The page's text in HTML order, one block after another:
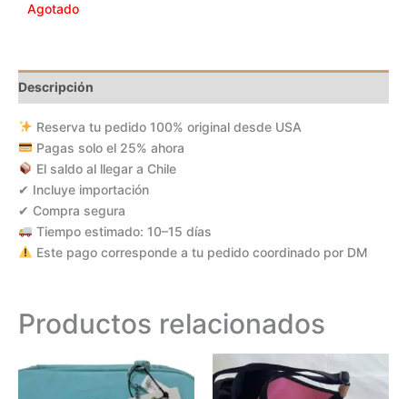
Agotado
Descripción
Reserva tu pedido 100% original desde USA
Pagas solo el 25% ahora
El saldo al llegar a Chile
✔ Incluye importación
✔ Compra segura
Tiempo estimado: 10–15 días
Este pago corresponde a tu pedido coordinado por DM
Productos relacionados